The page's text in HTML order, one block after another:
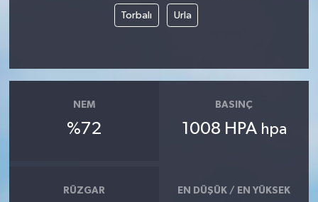
Torbalı Urla
NEM
%72
BASINÇ
1008 HPA hpa
RÜZGAR EN DÜŞÜK / EN YÜKSEK